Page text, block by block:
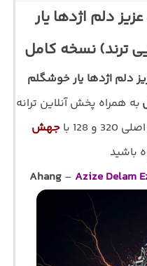
دلم اژدها یار
ترند) نسخه کامل
دلم اژدها یار خوشگلم
به همراه پخش آنلاین ترانه
با
جهش
باشید
Ahang – Azize Delam